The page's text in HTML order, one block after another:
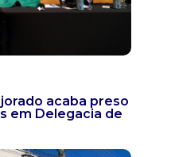
acaba preso
em Delegacia de